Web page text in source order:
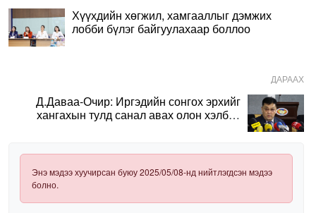
Хүүхдийн хөгжил, хамгааллыг дэмжих
лобби бүлэг байгуулахаар боллоо
ДАРААХ
Д.Даваа-Очир: Иргэдийн сонгох эрхийг
хангахын тулд санал авах олон хэлбэр
Энэ мэдээ хуучирсан буюу 2025/05/08-нд нийтлэгдсэн мэдээ
болно.